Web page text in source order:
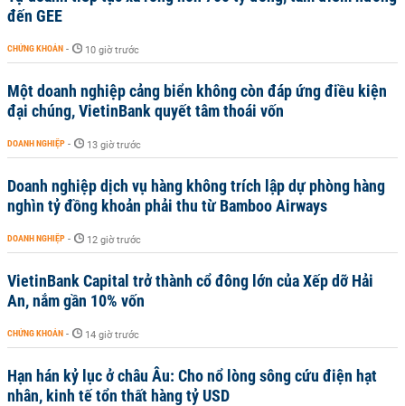
đến GEE
CHỨNG KHOÁN - 10 giờ trước
Một doanh nghiệp cảng biển không còn đáp ứng điều kiện
đại chúng, VietinBank quyết tâm thoái vốn
DOANH NGHIỆP - 13 giờ trước
Doanh nghiệp dịch vụ hàng không trích lập dự phòng hàng
nghìn tỷ đồng khoản phải thu từ Bamboo Airways
DOANH NGHIỆP - 12 giờ trước
VietinBank Capital trở thành cổ đông lớn của Xếp dỡ Hải
An, nắm gần 10% vốn
CHỨNG KHOÁN - 14 giờ trước
Hạn hán kỷ lục ở châu Âu: Cho nổ lòng sông cứu điện hạt
nhân, kinh tế tổn thất hàng tỷ USD